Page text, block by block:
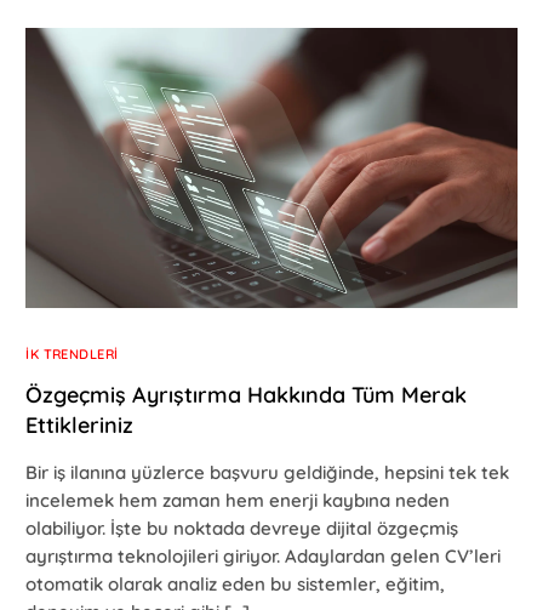
İK TRENDLERI
Özgeçmiş Ayrıştırma Hakkında Tüm Merak
Ettikleriniz
Bir iş ilanına yüzlerce başvuru geldiğinde, hepsini tek tek
incelemek hem zaman hem enerji kaybına neden
olabiliyor. İşte bu noktada devreye dijital özgeçmiş
ayrıştırma teknolojileri giriyor. Adaylardan gelen CV’leri
otomatik olarak analiz eden bu sistemler, eğitim,